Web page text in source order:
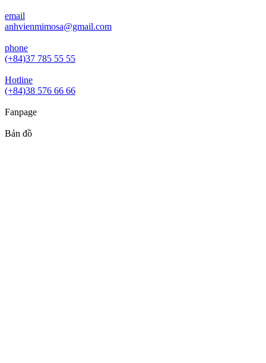
email
anhvienmimosa@gmail.com
phone
(+84)37 785 55 55
Hotline
(+84)38 576 66 66
Fanpage
Bản đồ